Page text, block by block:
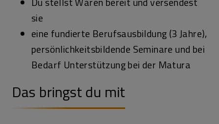
sie
eine fundierte Berufsausbildung (3 Jahre),
persönlichkeitsbildende Seminare und bei
Bedarf Unterstützung bei der Matura
Das bringst du mit